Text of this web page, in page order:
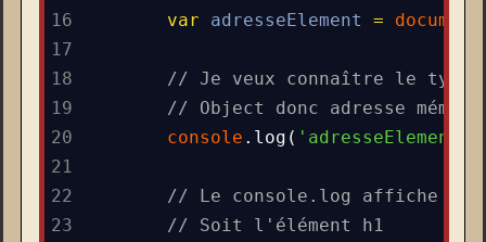
16
var adresseElement = document
17
18
// Je veux connaître le type
19
// Object donc adresse
20
console . log ( 'adresseElement
21
22
// Le console.log affiche le
23
// Soit l'élément h1